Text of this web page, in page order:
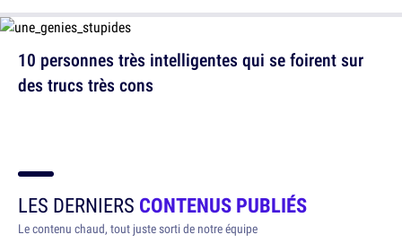
10 personnes très intelligentes qui se foirent sur
des trucs très cons
LES DERNIERS CONTENUS PUBLIÉS
Le contenu chaud, tout juste sorti de notre équipe